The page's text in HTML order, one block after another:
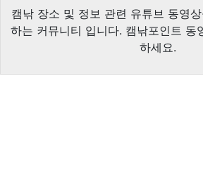
캠낚 장소 및 정보 관련 유튜브 동영
하는 커뮤니티 입니다. 캠낚포인트 동
하세요.